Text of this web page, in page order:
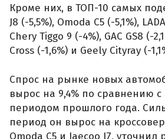
Кроме них, в ТОП-10 самых
J8 (-5,5%), Omoda C5 (-5,1%),
Chery Tiggo 9 (-4%), GAC GS8 (-
Cross (-1,6%) и Geely Cityray (-
Спрос на рынке новых
вырос на 9,4% по сравнению
периодом прошлого года.
период он вырос на